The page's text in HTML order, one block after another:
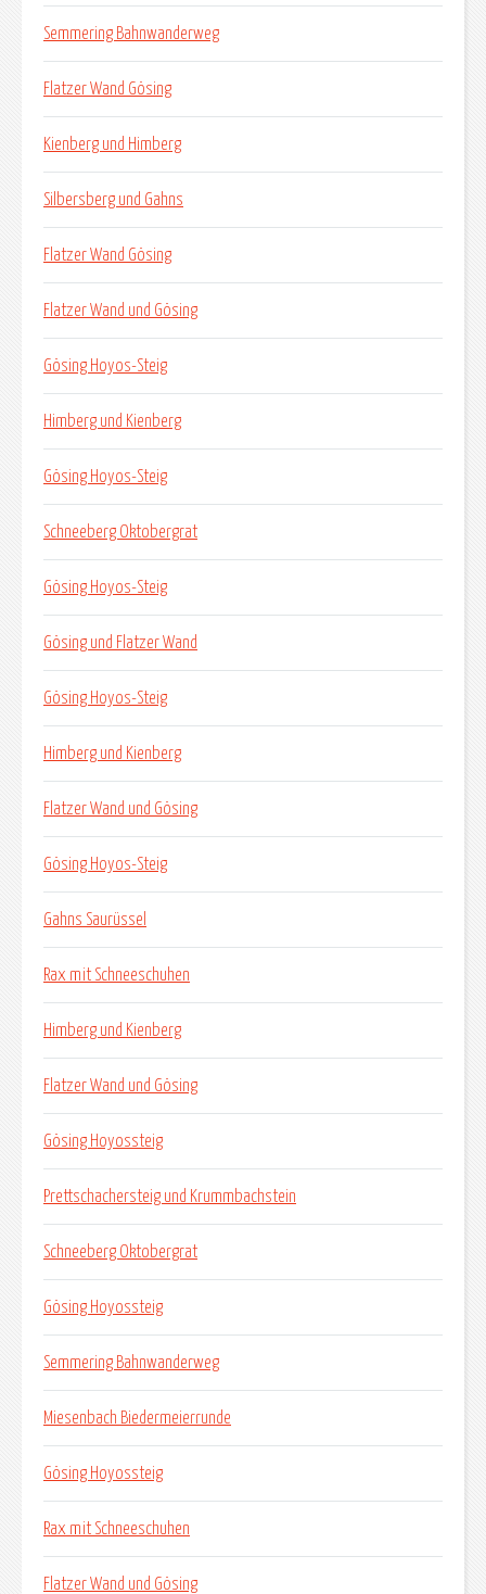
Semmering Bahnwanderweg
Flatzer Wand Gösing
Kienberg und Himberg
Silbersberg und Gahns
Flatzer Wand Gösing
Flatzer Wand und Gösing
Gösing Hoyos-Steig
Himberg und Kienberg
Gösing Hoyos-Steig
Schneeberg Oktobergrat
Gösing Hoyos-Steig
Gösing und Flatzer Wand
Gösing Hoyos-Steig
Himberg und Kienberg
Flatzer Wand und Gösing
Gösing Hoyos-Steig
Gahns Saurüssel
Rax mit Schneeschuhen
Himberg und Kienberg
Flatzer Wand und Gösing
Gösing Hoyossteig
Prettschachersteig und Krummbachstein
Schneeberg Oktobergrat
Gösing Hoyossteig
Semmering Bahnwanderweg
Miesenbach Biedermeierrunde
Gösing Hoyossteig
Rax mit Schneeschuhen
Flatzer Wand und Gösing